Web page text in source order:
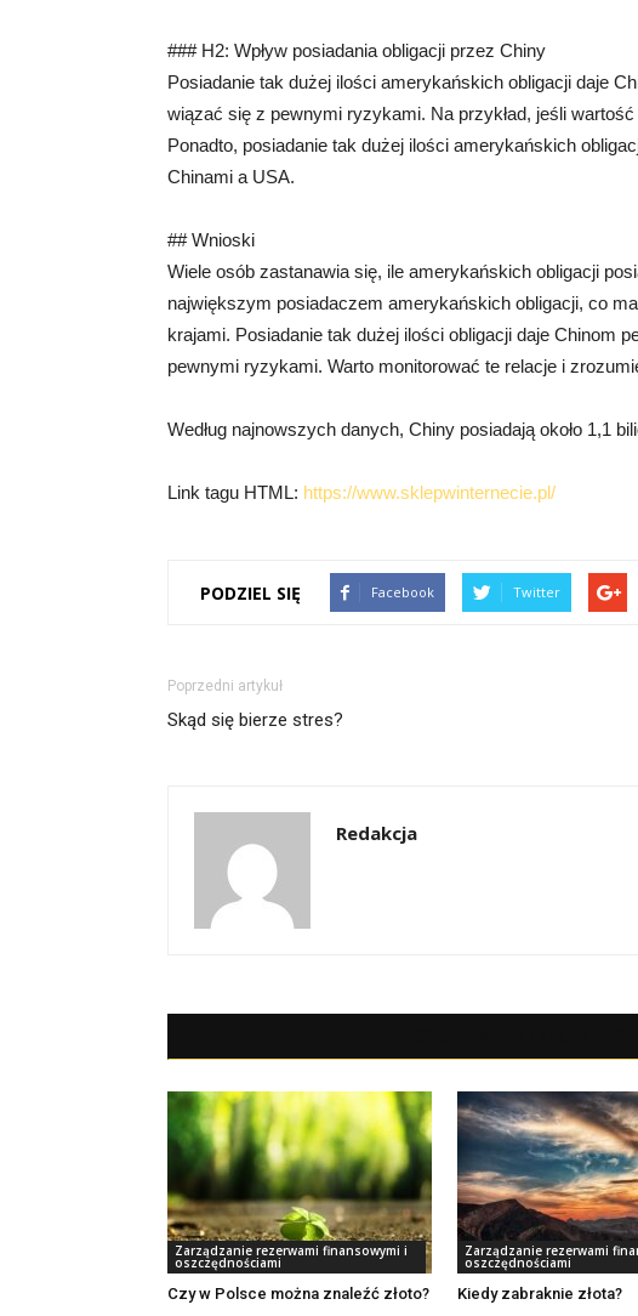
### H2: Wpływ posiadania obligacji przez Chiny
Posiadanie tak dużej ilości amerykańskich obligacji daje
wiązać się z pewnymi ryzykami. Na przykład, jeśli
Ponadto, posiadanie tak dużej ilości amerykańskich
Chinami a USA.
## Wnioski
Wiele osób zastanawia się, ile amerykańskich obligacji
największym posiadaczem amerykańskich obligacji, co
krajami. Posiadanie tak dużej ilości obligacji daje Chinom
pewnymi ryzykami. Warto monitorować te relacje i
Według najnowszych danych, Chiny posiadają około 1,1
Link tagu HTML: https://www.sklepwinternecie.pl/
PODZIEL SIĘ Facebook Twitter
Poprzedni artykuł
Skąd się bierze stres?
Redakcja
Zarządzanie rezerwami finansowymi i
oszczędnościami
Czy w Polsce można znaleźć złoto?
Zarządzanie rezerwami
oszczędnościami
Kiedy zabraknie złota?